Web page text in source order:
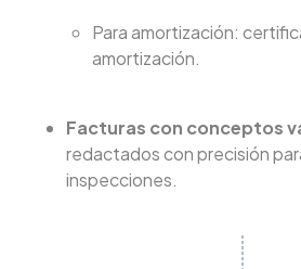
Para amortización:
amortización.
Facturas con conceptos
redactados con precisión
inspecciones.